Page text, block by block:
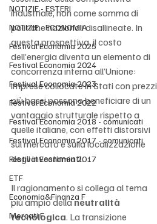
NOTIZIE - ESTERI
NOTIZIE - ECONOMIA
Festival Economia 2025
Festival Economia 2024
Festival Economia 2023
Festival Economia 2022
Festival Economia 2018 - comunicati
Festival Economia 2017 - comunicati
Festival Economia 2017
ETF
Economia&Finanza F
Mercati F
industriale, non come somma di
politiche nazionali disallineate. In
questa prospettiva, il costo
dell’energia diventa un elemento di
concorrenza interna all’Unione:
imprese collocate in Stati con prezzi
più bassi possono beneficiare di un
vantaggio strutturale rispetto a
quelle italiane, con effetti distorsivi
sul mercato e sulla localizzazione
degli investimenti.
Il ragionamento si collega al tema
più ampio della neutralità
tecnologica. La transizione